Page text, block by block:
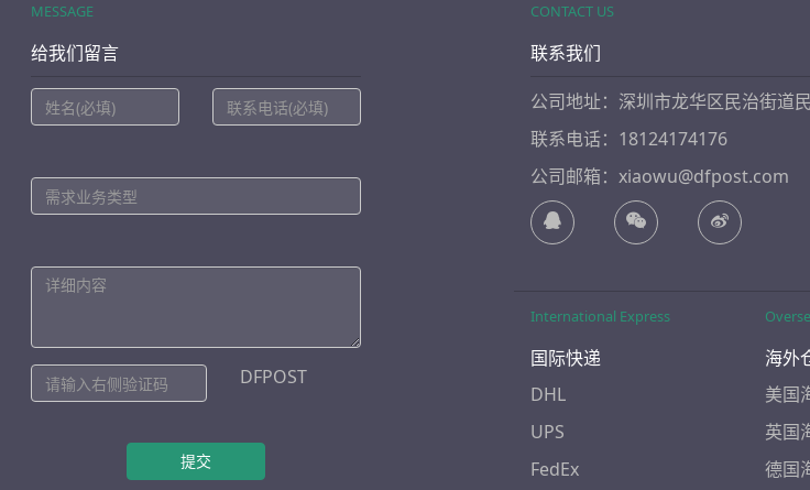
MESSAGE
给我们留言
DFPOST
提交
CONTACT US
联系我们
公司地址：深圳市龙华区民治街道
联系电话：18124174176
公司邮箱：xiaowu@dfpost.com
International Express
国际快递
DHL
UPS
FedEx
海外
美国
英国
德国